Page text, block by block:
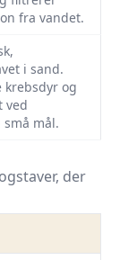
fra vandet.
i sand.
krebsdyr og
ved
mål.
der